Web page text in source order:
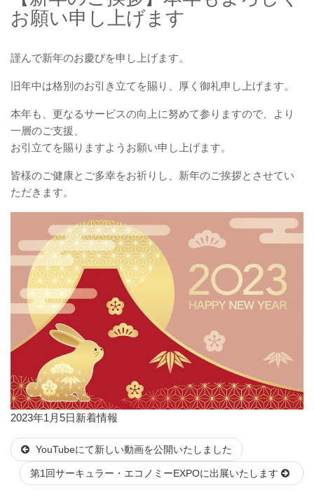
お願い申し上げます
謹んで新年のお慶びを申し上げます。
旧年中は格別のお引き立てを賜り、厚く御礼申し上げます。
本年も、更なるサービスの向上に努めて参りますので、より
一層のご支援、
お引立てを賜りますようお願い申し上げます。
皆様のご健康とご多幸をお祈りし、新年のご挨拶とさせてい
ただきます。
投
日:
2023年1月5日 カ
ゴ
リ
ー
新着情報
YouTubeにて新しい動画を公開いたしました
第1回サーキュラー・エコノミーEXPOに出展いたします